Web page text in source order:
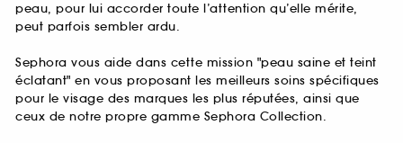
peau, pour lui accorder toute l’attention qu’elle mérite,
peut parfois sembler ardu.
Sephora vous aide dans cette mission "peau saine et teint
éclatant" en vous proposant les meilleurs soins spécifiques
pour le visage des marques les plus réputées, ainsi que
ceux de notre propre gamme Sephora Collection.